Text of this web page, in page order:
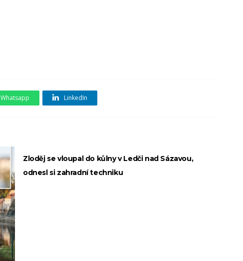
Whatsapp LinkedIn
Zloděj se vloupal do kůlny v Ledči nad Sázavou,
odnesl si zahradní techniku